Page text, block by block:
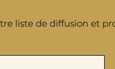
liste de diffusion et